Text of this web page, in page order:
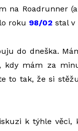
na Roadrunner
roku 98/02 stal v
do dneška.
kdy mám za
to tak, že si
k týhle